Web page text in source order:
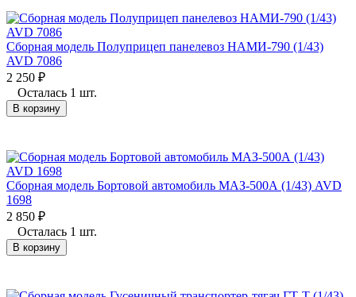
Сборная модель Полуприцеп панелевоз НАМИ-790 (1/43)
AVD 7086
2 250 ₽
Осталась 1 шт.
В корзину
Сборная модель Бортовой автомобиль МАЗ-500А (1/43) AVD
1698
2 850 ₽
Осталась 1 шт.
В корзину